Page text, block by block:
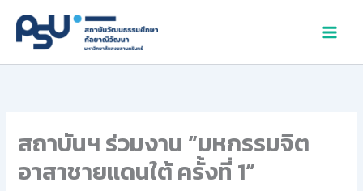
content
สถาบันฯ ร่วมงาน “มหกรรมจิต
อาสาชายแดนใต้ ครั้งที่ 1”